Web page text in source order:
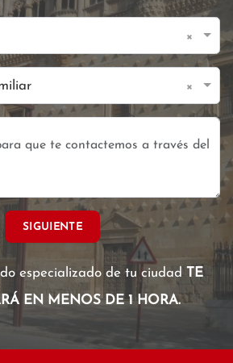
×
×
SIGUIENTE
especializado de tu ciudad TE
EN MENOS DE 1 HORA.